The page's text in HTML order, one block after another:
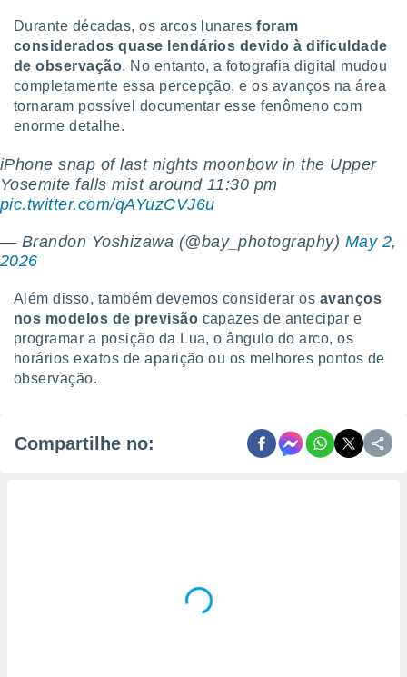
Durante décadas, os arcos lunaresforam
considerados quase lendários devido à dificuldade
de observação. No entanto, a fotografia digital mudou
completamente essa percepção, e os avanços na área
tornaram possível documentar esse fenômeno com
enorme detalhe.
iPhone snap of last nights moonbow in the Upper
Yosemite falls mist around 11:30 pm
pic.twitter.com/qAYuzCVJ6u
— Brandon Yoshizawa (@bay_photography) May 2,
2026
Além disso, também devemos considerar os avanços
nos modelos de previsão capazes de antecipar e
programar a posição da Lua, o ângulo do arco, os
horários exatos de aparição ou os melhores pontos de
observação.
Compartilhe no: